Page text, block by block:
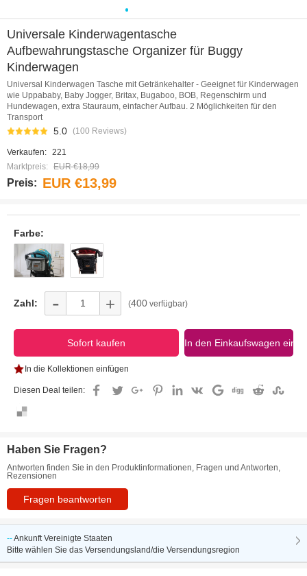
Universale Kinderwagentasche
Aufbewahrungstasche Organizer für Buggy
Kinderwagen
Universal Kinderwagen Tasche mit Getränkehalter - Geeignet für Kinderwagen
wie Uppababy, Baby Jogger, Britax, Bugaboo, BOB, Regenschirm und
Hundewagen, extra Stauraum, einfacher Aufbau. 2 Möglichkeiten für den
Transport
5.0 (100 Reviews)
Verkaufen: 221
Marktpreis: EUR €18,99
Preis: EUR €13,99
Farbe:
Zahl: - + (400 verfügbar)
In die Kollektionen einfügen
Diesen Deal teilen:
Haben Sie Fragen?
Antworten finden Sie in den Produktinformationen, Fragen und Antworten,
Rezensionen
Fragen beantworten
--Ankunft Vereinigte Staaten
Bitte wählen Sie das Versendungsland/die Versendungsregion